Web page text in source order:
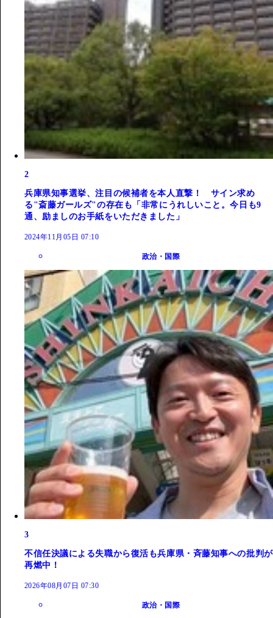
2
兵庫県知事選挙、注目の候補者を本人直撃！ サイン求め
る"斎藤ガールズ"の存在も「非常にうれしいこと。今日も9
通、励ましのお手紙をいただきました」
2024年11月05日 07:10
政治・国際
3
不信任決議による失職から復活も兵庫県・斉藤知事への批判が
再燃中！
2026年08月07日 07:30
政治・国際